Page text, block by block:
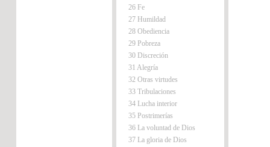
26 Fe
27 Humildad
28 Obediencia
29 Pobreza
30 Discreción
31 Alegría
32 Otras virtudes
33 Tribulaciones
34 Lucha interior
35 Postrimerías
36 La voluntad de Dios
37 La gloria de Dios